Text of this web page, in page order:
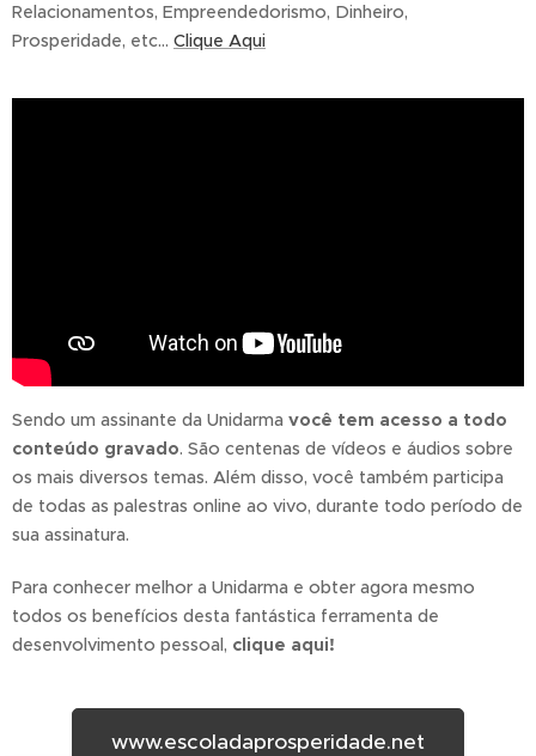
Relacionamentos, Empreendedorismo, Dinheiro,
Prosperidade, etc... Clique Aqui
Sendo um assinante da Unidarma você tem acesso a todo
conteúdo gravado. São centenas de vídeos e áudios sobre
os mais diversos temas. Além disso, você também participa
de todas as palestras online ao vivo, durante todo período de
sua assinatura.
Para conhecer melhor a Unidarma e obter agora mesmo
todos os benefícios desta fantástica ferramenta de
desenvolvimento pessoal, clique aqui!
www.escoladaprosperidade.net